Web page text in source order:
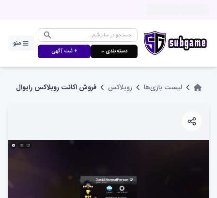
دسته‌بندی ⌵ + ثبت آگهی
منو
لیست بازی‌ها روبلاکس فروش اکانت روبلاکس رایوال